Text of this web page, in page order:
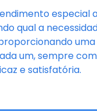
especial
qual a
uma
um, sempre
e satisfatória.